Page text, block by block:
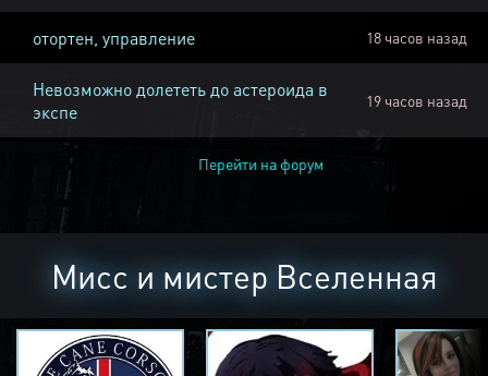
отортен, управление 18 часов назад
Невозможно долететь до астероида в
экспе
19 часов назад
Перейти на форум
Мисс и мистер Вселенная